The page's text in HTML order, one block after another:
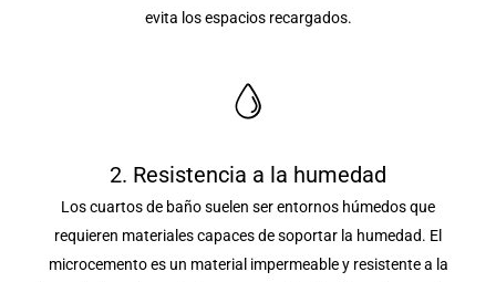
evita los espacios recargados.
2. Resistencia a la humedad
Los cuartos de baño suelen ser entornos húmedos que
requieren materiales capaces de soportar la humedad. El
microcemento es un material impermeable y resistente a la